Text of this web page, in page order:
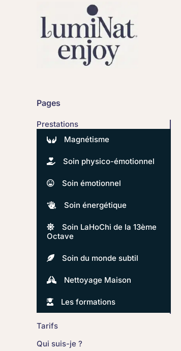
Pages
Prestations
Magnétisme
Soin physico-émotionnel
Soin émotionnel
Soin énergétique
Soin LaHoChi de la 13ème
Octave
Soin du monde subtil
Nettoyage Maison
Les formations
Tarifs
Qui suis-je ?